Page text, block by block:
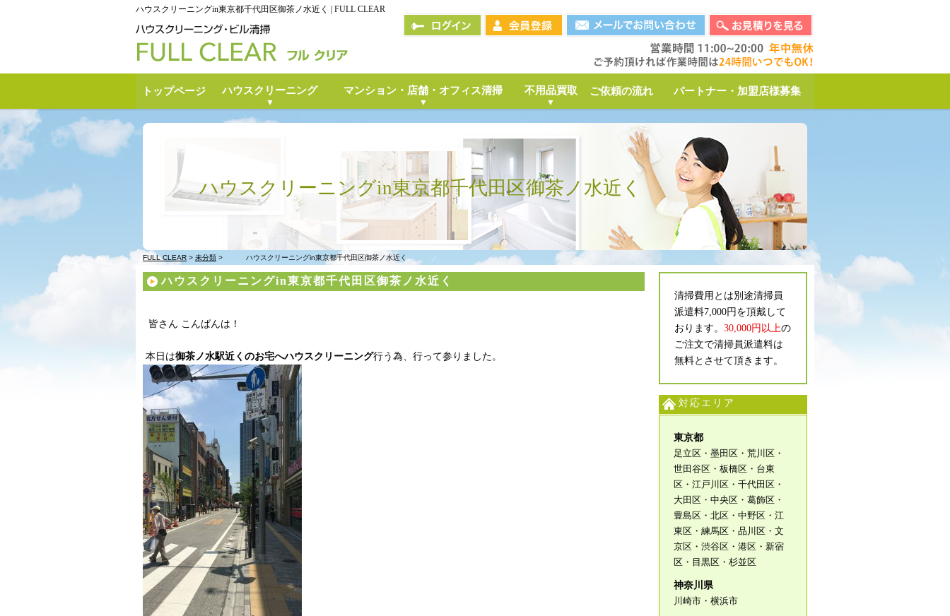
ハウスクリーニングin東京都千代田区御茶ノ水近く | FULL CLEAR
トップページ ハウスクリーニング マンション・店舗・オフィス清掃 不用品買取 ご依頼の流れ パートナー・加盟店様募集
ハウスクリーニングin東京都千代田区御茶ノ水近く
FULL CLEAR > 未分類 > ハウスクリーニングin東京都千代田区御茶ノ水近く
ハウスクリーニングin東京都千代田区御茶ノ水近く
皆さん こんばんは！
本日は御茶ノ水駅近くのお宅へハウスクリーニング行う為、行って参りました。
清掃費用とは別途清掃員
派遣料7,000円を頂戴して
おります。 30,000円以上の
ご注文で清掃員派遣料は
無料とさせて頂きます。
対応エリア
東京都
足立区・墨田区・荒川区・
世田谷区・板橋区・台東
区・江戸川区・千代田区・
大田区・中央区・葛飾区・
豊島区・北区・中野区・江
東区・練馬区・品川区・文
京区・渋谷区・港区・新宿
区・目黒区・杉並区
神奈川県
川崎市・横浜市